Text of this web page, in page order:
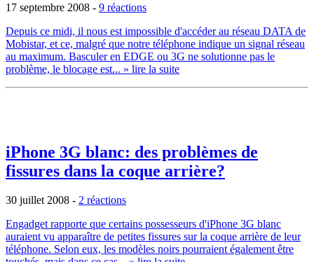
17 septembre 2008 - 9 réactions
Depuis ce midi, il nous est impossible d'accéder au réseau DATA de
Mobistar, et ce, malgré que notre téléphone indique un signal réseau
au maximum. Basculer en EDGE ou 3G ne solutionne pas le
problème, le blocage est... » lire la suite
iPhone 3G blanc: des problèmes de
fissures dans la coque arrière?
30 juillet 2008 - 2 réactions
Engadget rapporte que certains possesseurs d'iPhone 3G blanc
auraient vu apparaître de petites fissures sur la coque arrière de leur
téléphone. Selon eux, les modèles noirs pourraient également être